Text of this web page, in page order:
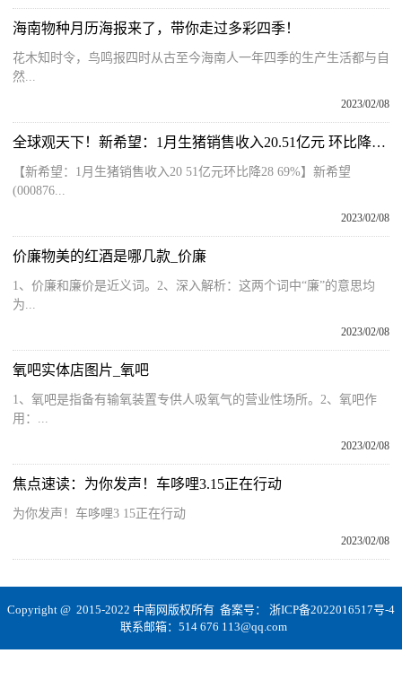
海南物种月历海报来了，带你走过多彩四季！
花木知时令，鸟鸣报四时从古至今海南人一年四季的生产生活都与自
然...
2023/02/08
全球观天下！新希望：1月生猪销售收入20.51亿元 环比降28.69%
【新希望：1月生猪销售收入20 51亿元环比降28 69%】新希望
(000876...
2023/02/08
价廉物美的红酒是哪几款_价廉
1、价廉和廉价是近义词。2、深入解析：这两个词中“廉”的意思均
为...
2023/02/08
氧吧实体店图片_氧吧
1、氧吧是指备有输氧装置专供人吸氧气的营业性场所。2、氧吧作
用：...
2023/02/08
焦点速读：为你发声！车哆哩3.15正在行动
为你发声！车哆哩3 15正在行动
2023/02/08
Copyright @ 2015-2022 中南网版权所有 备案号： 浙ICP备2022016517号-4
联系邮箱：514 676 113@qq.com